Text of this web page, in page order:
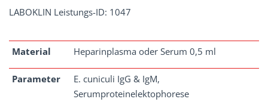
LABOKLIN Leistungs-ID: 1047
Material Heparinplasma oder Serum 0,5 ml
Parameter
E. cuniculi IgG & IgM,
Serumproteinelektophorese